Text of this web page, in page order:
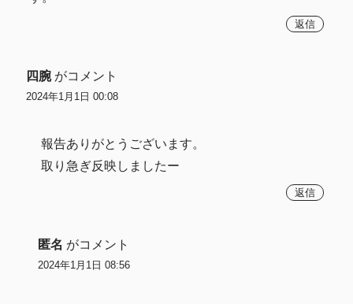
返信
四腕 がコメント
2024年1月1日 00:08
報告ありがとうございます。
取り急ぎ反映しましたー
返信
匿名 がコメント
2024年1月1日 08:56